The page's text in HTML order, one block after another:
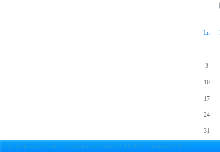
Ln
3
10
17
24
31
©GoFilme.Ucoz.Com - Filme Online Gratis Subtitrate In Romana 2012